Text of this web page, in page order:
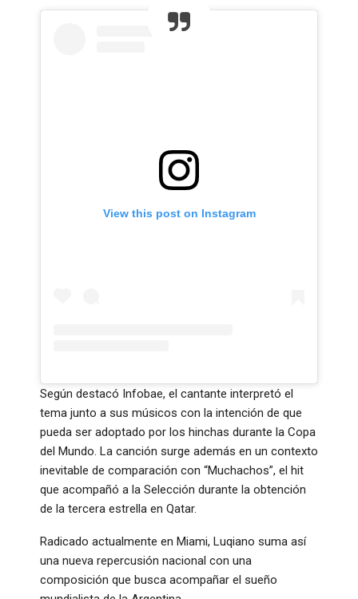
View this post on Instagram
Según destacó Infobae, el cantante interpretó el
tema junto a sus músicos con la intención de que
pueda ser adoptado por los hinchas durante la Copa
del Mundo. La canción surge además en un contexto
inevitable de comparación con “Muchachos”, el hit
que acompañó a la Selección durante la obtención
de la tercera estrella en Qatar.
Radicado actualmente en Miami, Luqiano suma así
una nueva repercusión nacional con una
composición que busca acompañar el sueño